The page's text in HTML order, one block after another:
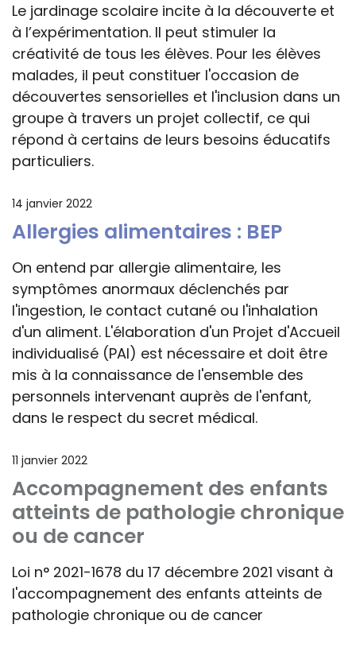
Le jardinage scolaire incite à la découverte et
à l’expérimentation. Il peut stimuler la
créativité de tous les élèves. Pour les élèves
malades, il peut constituer l'occasion de
découvertes sensorielles et l'inclusion dans un
groupe à travers un projet collectif, ce qui
répond à certains de leurs besoins éducatifs
particuliers.
14 janvier 2022
Allergies alimentaires : BEP
On entend par allergie alimentaire, les
symptômes anormaux déclenchés par
l'ingestion, le contact cutané ou l'inhalation
d'un aliment. L'élaboration d'un Projet d'Accueil
individualisé (PAI) est nécessaire et doit être
mis à la connaissance de l'ensemble des
personnels intervenant auprès de l'enfant,
dans le respect du secret médical.
11 janvier 2022
Accompagnement des enfants
atteints de pathologie chronique
ou de cancer
Loi n° 2021-1678 du 17 décembre 2021 visant à
l'accompagnement des enfants atteints de
pathologie chronique ou de cancer